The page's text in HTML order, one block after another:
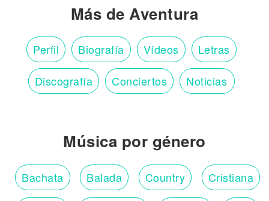
Más de Aventura
Perfil Biografía Vídeos Letras
Discografía Conciertos Noticias
Música por género
Bachata Balada Country Cristiana